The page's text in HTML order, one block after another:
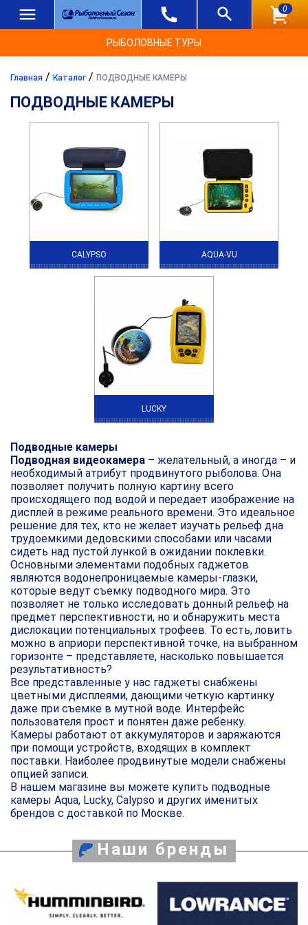
0
РЫБОЛОВНЫЕ ТУРЫ
Главная / Каталог / ПОДВОДНЫЕ КАМЕРЫ
ПОДВОДНЫЕ КАМЕРЫ
CALYPSO AQUA-VU
LUCKY
Подводные камеры
Подводная видеокамера – желательный, а иногда – и
необходимый атрибут продвинутого рыболова. Она
позволяет получить полную картину всего
происходящего под водой и передает изображение на
дисплей в режиме реального времени. Это идеальное
решение для тех, кто не желает изучать рельеф дна
трудоемкими дедовскими способами или часами
сидеть над пустой лункой в ожидании поклевки.
Основными элементами подобных гаджетов
являются водонепроницаемые камеры-глазки,
которые ведут съемку подводного мира. Это
позволяет не только исследовать донный рельеф на
предмет перспективности, но и обнаружить места
дислокации потенциальных трофеев. То есть, ловить
можно в априори перспективной точке, на выбранном
горизонте – представляете, насколько повышается
результативность?
Все представленные у нас гаджеты снабжены
цветными дисплеями, дающими четкую картинку
даже при съемке в мутной воде. Интерфейс
пользователя прост и понятен даже ребенку.
Камеры работают от аккумуляторов и заряжаются
при помощи устройств, входящих в комплект
поставки. Наиболее продвинутые модели снабжены
опцией записи.
В нашем магазине вы можете купить подводные
камеры Aqua, Lucky, Calypso и других именитых
брендов с доставкой по Москве.
Наши бренды